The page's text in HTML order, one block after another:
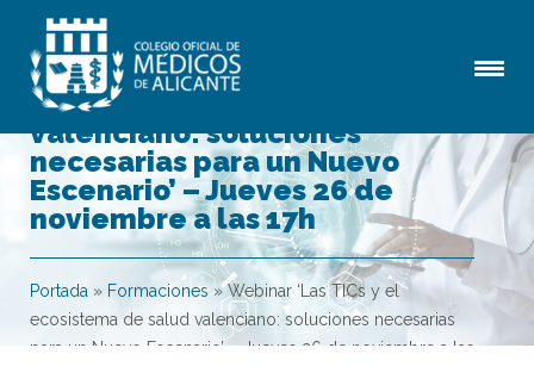
Webinar ‘Las TICs y el
ecosistema de salud
valenciano: soluciones
necesarias para un Nuevo
Escenario’ – Jueves 26 de
noviembre a las 17h
Portada » Formaciones»Webinar ‘Las TICs y el
ecosistema de salud valenciano: soluciones necesarias
para un Nuevo Escenario’ – Jueves 26 de noviembre a las